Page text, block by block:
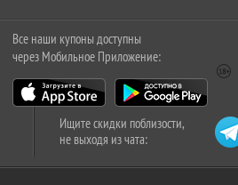
Все наши купоны доступны
через Мобильное Приложение:
Ищите скидки поблизости,
не выходя из чата: